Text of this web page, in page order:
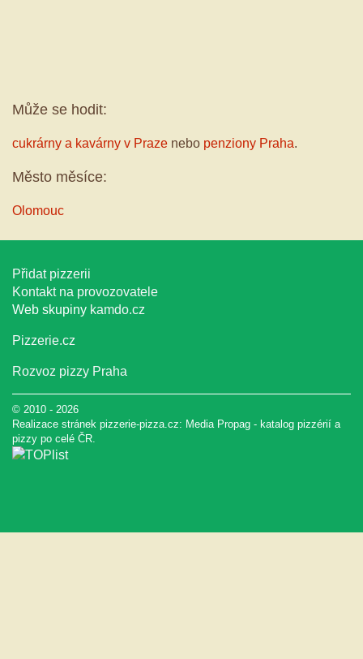
Může se hodit:
cukrárny a kavárny v Praze nebo penziony Praha.
Město měsíce:
Olomouc
Přidat pizzerii
Kontakt na provozovatele
Web skupiny kamdo.cz
Pizzerie.cz
Rozvoz pizzy Praha
© 2010 - 2026
Realizace stránek pizzerie-pizza.cz: Media Propag - katalog pizzérií a
pizzy po celé ČR.